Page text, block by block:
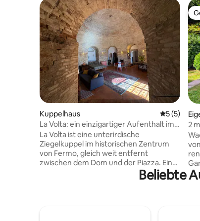
Kuppelhaus
5 (5)
La Volta: ein einzigartiger Aufenthalt im
Herzen von Fermo
La Volta ist eine unterirdische
Ziegelkuppel im historischen Zentrum
von Fermo, gleich weit entfernt
zwischen dem Dom und der Piazza. Eine
unscheinbare Straßentür führt zu einem
gemeinsamen, steilen Durchgang. An
2
Beliebte